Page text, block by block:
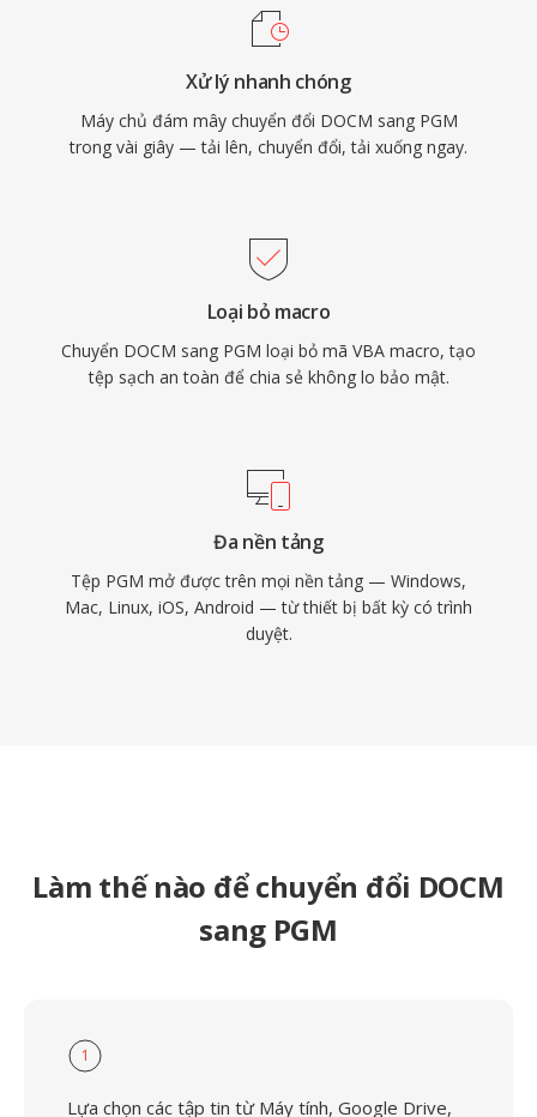
Xử lý nhanh chóng
Máy chủ đám mây chuyển đổi DOCM sang PGM
trong vài giây — tải lên, chuyển đổi, tải xuống ngay.
Loại bỏ macro
Chuyển DOCM sang PGM loại bỏ mã VBA macro, tạo
tệp sạch an toàn để chia sẻ không lo bảo mật.
Đa nền tảng
Tệp PGM mở được trên mọi nền tảng — Windows,
Mac, Linux, iOS, Android — từ thiết bị bất kỳ có trình
duyệt.
Làm thế nào để chuyển đổi DOCM
sang PGM
1
Lựa chọn các tập tin từ Máy tính, Google Drive,